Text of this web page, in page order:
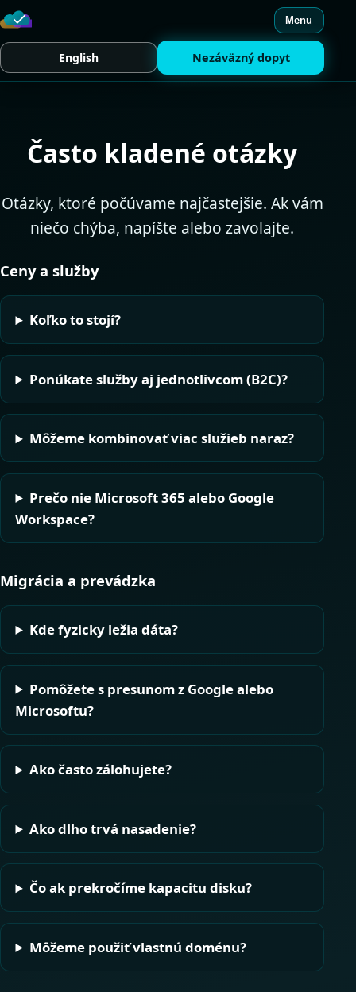
Menu
English Nezáväzný dopyt
Často kladené otázky
Otázky, ktoré počúvame najčastejšie. Ak vám
niečo chýba, napíšte alebo zavolajte.
Ceny a služby
Koľko to stojí?
Ponúkate služby aj jednotlivcom (B2C)?
Môžeme kombinovať viac služieb naraz?
Prečo nie Microsoft 365 alebo Google
Workspace?
Migrácia a prevádzka
Kde fyzicky ležia dáta?
Pomôžete s presunom z Google alebo
Microsoftu?
Ako často zálohujete?
Ako dlho trvá nasadenie?
Čo ak prekročíme kapacitu disku?
Môžeme použiť vlastnú doménu?